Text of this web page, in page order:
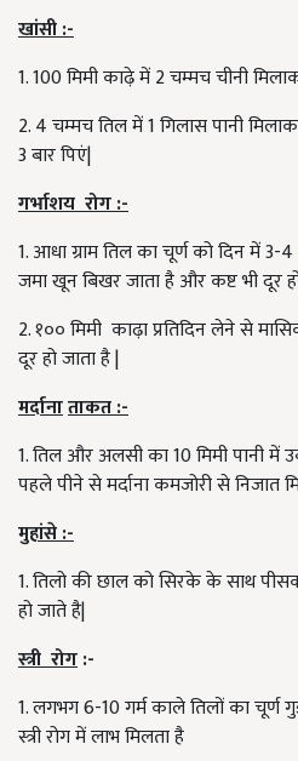
खांसी:-
1. 100 मिमी काढ़े में 2 चम्मच चीनी
2. 4 चम्मच तिल में 1 गिलास पानी
3 बार पिएं|
गर्भाशय रोग:-
1. आधा ग्राम तिल का चूर्ण को दिन में
जमा खून बिखर जाता है और कष्ट भी दूर
2. १०० मिमी काढ़ा प्रतिदिन लेने से
दूर हो जाता है |
मर्दानाताकत:-
1. तिल और अलसी का 10 मिमी पानी
पहले पीने से मर्दाना कमजोरी से निजात
मुहांसे:-
1. तिलो की छाल को सिरके के साथ
हो जाते है|
स्त्रीरोग:-
1. लगभग 6-10 गर्म काले तिलों का
स्त्री रोग में लाभ मिलता है